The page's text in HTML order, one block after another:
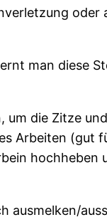
oder
man diese
die Zitze
Arbeiten (gut
hochheben
ausmelken/